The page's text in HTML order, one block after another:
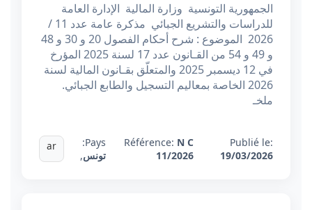
الجمهورية التونسية وزارة المالية الإدارة العامة
للدراسات والتشريع الجبائي مذكرة عامة عدد 11 /
2026 الموضوع : شرح أحكام الفصول 20 و 30 و 48
و 49 و 54 من القـانون عدد 17 لسنة 2025 المؤرخ
في 12 ديسمبر 2025 والمتعلّق بقـانون المالية لسنة
2026 الخاصة بمعاليم التسجيل والطابع الجبائي.
ملخـ
Publié le:
19/03/2026
Référence: N C
11/2026
Pays:
تونس,
ar